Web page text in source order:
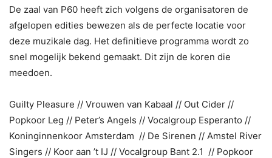
De zaal van P60 heeft zich volgens de organisatoren de
afgelopen edities bewezen als de perfecte locatie voor
deze muzikale dag. Het definitieve programma wordt zo
snel mogelijk bekend gemaakt. Dit zijn de koren die
meedoen.
Guilty Pleasure // Vrouwen van Kabaal // Out Cider //
Popkoor Leg // Peter’s Angels // Vocalgroup Esperanto //
Koninginnenkoor Amsterdam // De Sirenen // Amstel River
Singers // Koor aan ’t IJ // Vocalgroup Bant 2.1 // Popkoor